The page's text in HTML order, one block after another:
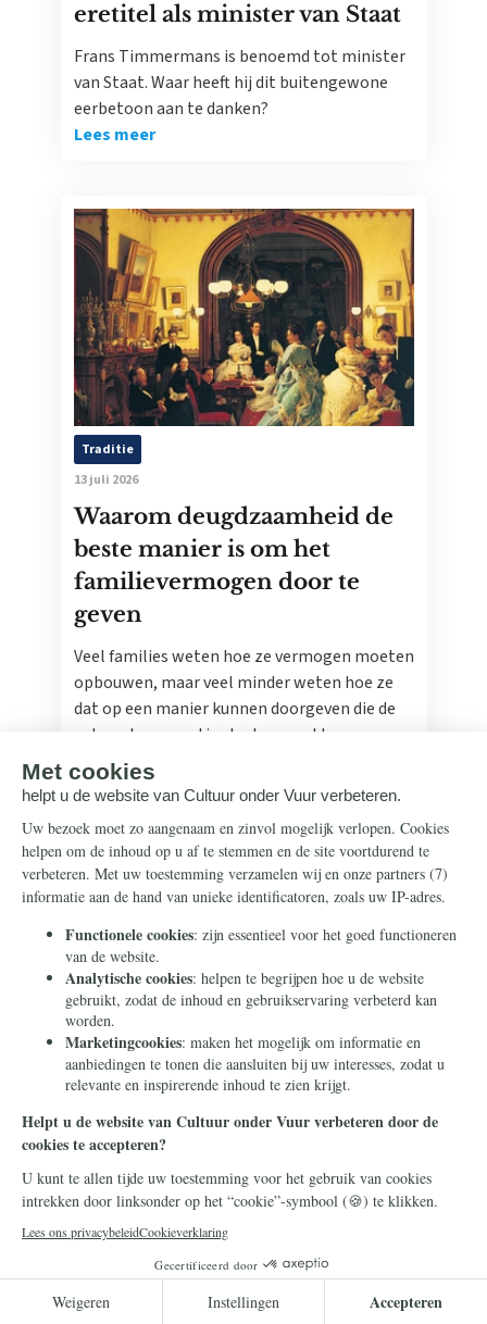
eretitel als minister van Staat
Frans Timmermans is benoemd tot minister
van Staat. Waar heeft hij dit buitengewone
eerbetoon aan te danken?
Lees meer
Traditie
13 juli 2026
Waarom deugdzaamheid de
beste manier is om het
familievermogen door te
geven
Veel families weten hoe ze vermogen moeten
opbouwen, maar veel minder weten hoe ze
dat op een manier kunnen doorgeven die de
volgende generatie sterker maakt.
Lees meer
Geopolitiek
Deze mannen werd een baan
in Rusland beloofd. Ze
werden wakker aan het front
in Oekraïne
Rusland werft geen buitenlandse strijders
voor zijn oorlog in Oekraïne door de waarheid